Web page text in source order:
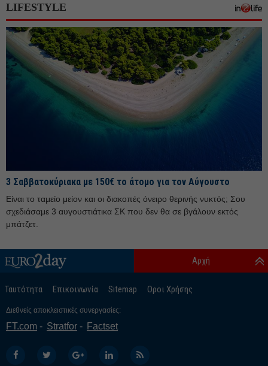
Δεκέμβριος 25
Νοέμβριος 25
Οκτώβριος 25
Σεπτέμβριος 25
Αύγουστος 25
Μάρτιος 25
Φεβρουάριος 25
Ιανουάριος 25
Νοέμβριος 24
Αύγουστος 24
Ιούνιος 24
LIFESTYLE
3 Σαββατοκύριακα με 150€ το άτομο για τον Αύγουστο
Είναι το ταμείο μείον και οι διακοπές όνειρο θερινής νυκτός; Σου
σχεδιάσαμε 3 αυγουστιάτικα ΣΚ που δεν θα σε βγάλουν εκτός
μπάτζετ.
Ταυτότητα Επικοινωνία Sitemap Οροι Χρήσης
Αρχή
Διεθνείς αποκλειστικές συνεργασίες:
FT.com Stratfor Factset